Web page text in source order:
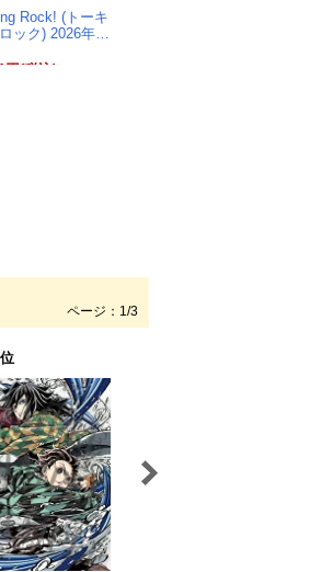
Rock! (トーキ
ック) 2026年…
円(税込)
ページ：1/3